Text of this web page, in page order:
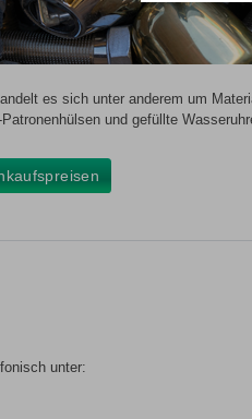
es sich unter anderem um
und gefüllte
unter: